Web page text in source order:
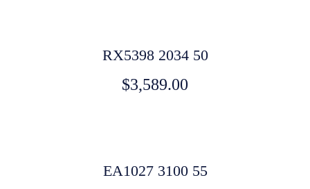
RX5398 2034 50
$3,589.00
EA1027 3100 55